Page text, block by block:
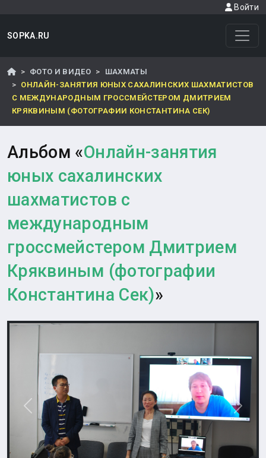
Войти
SOPKA.RU
ФОТО И ВИДЕО
ШАХМАТЫ
ОНЛАЙН-ЗАНЯТИЯ ЮНЫХ САХАЛИНСКИХ ШАХМАТИСТОВ
С МЕЖДУНАРОДНЫМ ГРОССМЕЙСТЕРОМ ДМИТРИЕМ
КРЯКВИНЫМ (ФОТОГРАФИИ КОНСТАНТИНА СЕК)
Альбом «Онлайн-занятия
юных сахалинских
шахматистов с
международным
гроссмейстером Дмитрием
Кряквиным (фотографии
Константина Сек)»
Назад